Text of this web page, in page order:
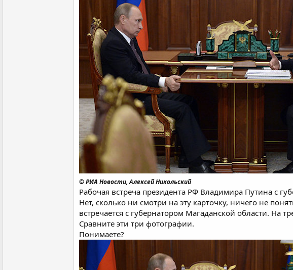
© РИА Новости, Алексей Никольский
Рабочая встреча президента РФ Владимира Путина с
Нет, сколько ни смотри на эту карточку, ничего не
встречается с губернатором Магаданской области. На
Сравните эти три фотографии.
Понимаете?